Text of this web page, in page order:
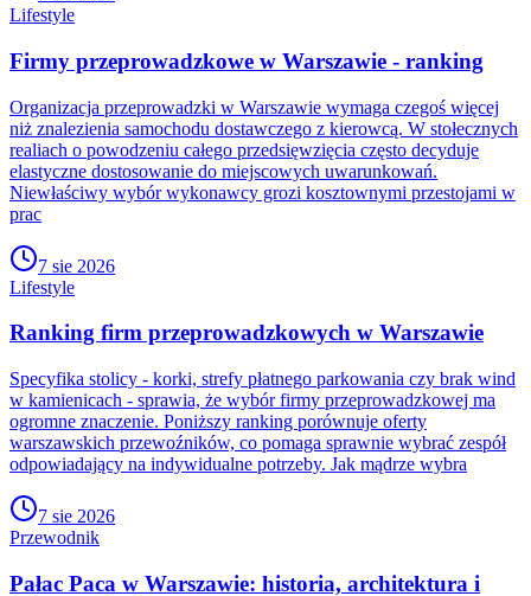
Lifestyle
Firmy przeprowadzkowe w Warszawie - ranking
Organizacja przeprowadzki w Warszawie wymaga czegoś więcej
niż znalezienia samochodu dostawczego z kierowcą. W stołecznych
realiach o powodzeniu całego przedsięwzięcia często decyduje
elastyczne dostosowanie do miejscowych uwarunkowań.
Niewłaściwy wybór wykonawcy grozi kosztownymi przestojami w
prac
7 sie 2026
Lifestyle
Ranking firm przeprowadzkowych w Warszawie
Specyfika stolicy - korki, strefy płatnego parkowania czy brak wind
w kamienicach - sprawia, że wybór firmy przeprowadzkowej ma
ogromne znaczenie. Poniższy ranking porównuje oferty
warszawskich przewoźników, co pomaga sprawnie wybrać zespół
odpowiadający na indywidualne potrzeby. Jak mądrze wybra
7 sie 2026
Przewodnik
Pałac Paca w Warszawie: historia, architektura i